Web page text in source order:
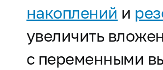
накоплений и
увеличить
с переменными